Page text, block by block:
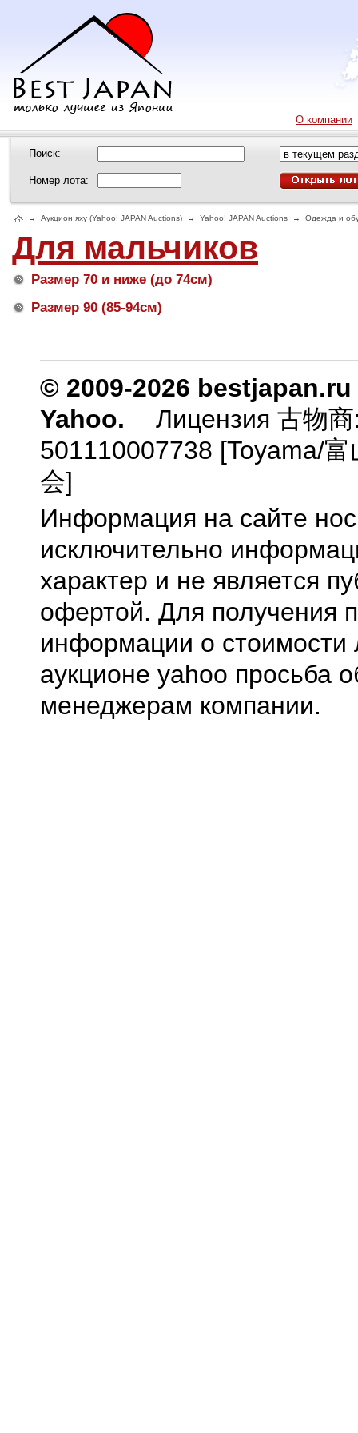
О компании
Поиск:
Номер лота:
→ Аукцион яху (Yahoo! JAPAN Auctions) → Yahoo! JAPAN Auctions → Одежда и
Для мальчиков
Размер 70 и ниже (до 74см)
Размер 90 (85-94см)
© 2009-2026
Yahoo.
Лицензия 古物
501110007738 [Toyama/
会]
Информация на сайте
исключительно
характер и не является
офертой. Для получения
информации о стоимости
аукционе yahoo просьба
менеджерам компании.